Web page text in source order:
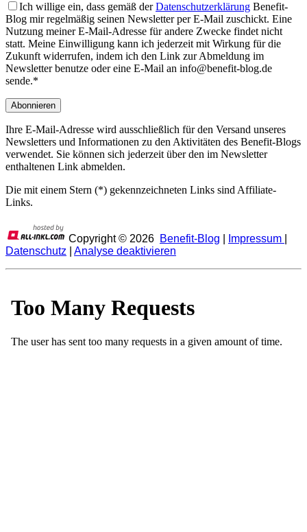
Ich willige ein, dass gemäß derDatenschutzerklärung Benefit-
Blog mir regelmäßig seinen Newsletter per E-Mail zuschickt. Eine
Nutzung meiner E-Mail-Adresse für andere Zwecke findet nicht
statt. Meine Einwilligung kann ich jederzeit mit Wirkung für die
Zukunft widerrufen, indem ich den Link zur Abmeldung im
Newsletter benutze oder eine E-Mail an info@benefit-blog.de
sende.*
Ihre E-Mail-Adresse wird ausschließlich für den Versand unseres
Newsletters und Informationen zu den Aktivitäten des Benefit-Blogs
verwendet. Sie können sich jederzeit über den im Newsletter
enthaltenen Link abmelden.
Die mit einem Stern (*) gekennzeichneten Links sind Affiliate-
Links.
Copyright © 2026 Benefit-Blog Impressum
Datenschutz
Analyse deaktivieren